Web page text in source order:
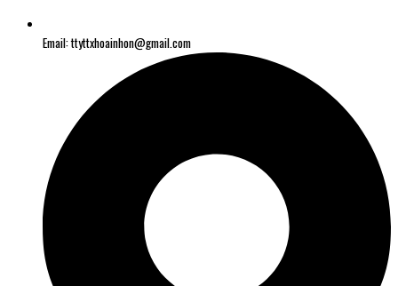
Email: ttyttxhoainhon@gmail.com